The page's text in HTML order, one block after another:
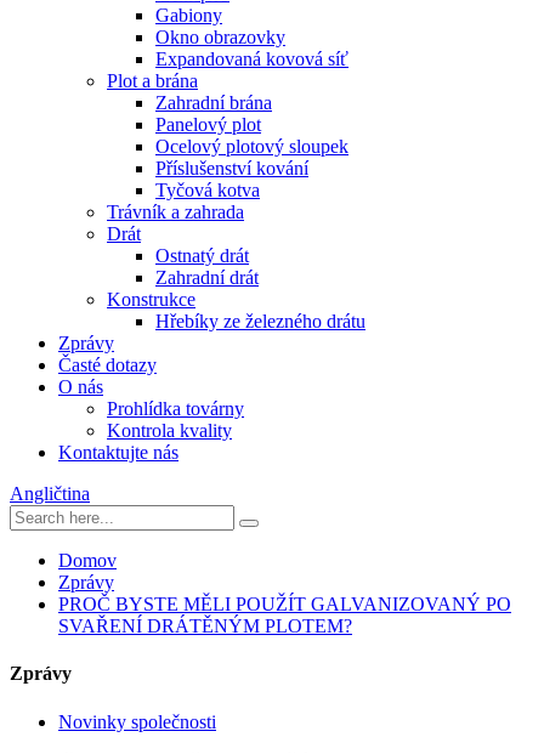
Gabiony
Okno obrazovky
Expandovaná kovová síť
Plot a brána
Zahradní brána
Panelový plot
Ocelový plotový sloupek
Příslušenství kování
Tyčová kotva
Trávník a zahrada
Drát
Ostnatý drát
Zahradní drát
Konstrukce
Hřebíky ze železného drátu
Zprávy
Časté dotazy
O nás
Prohlídka továrny
Kontrola kvality
Kontaktujte nás
Angličtina
Domov
Zprávy
PROČ BYSTE MĚLI POUŽÍT GALVANIZOVANÝ PO
SVAŘENÍ DRÁTĚNÝM PLOTEM?
Zprávy
Novinky společnosti